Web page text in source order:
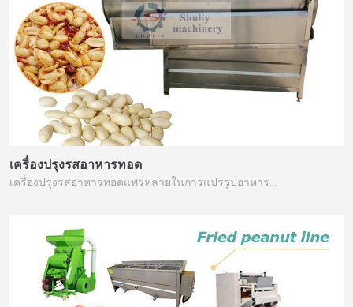
เครื่องปรุงรสอาหารทอด
เครื่องปรุงรสอาหารทอดแพร่หลายในการแปรรูปอาหาร…